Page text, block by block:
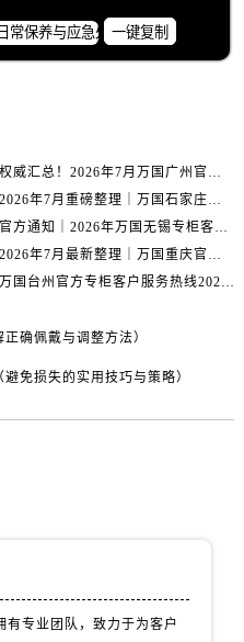
山西省大同市平城区迎宾街万国售后服务中心（需提前预约）
山西省晋城市城区黄华街万国售后服务中心（需提前预约）
山西省晋中市榆次区顺城街万国售后服务中心（需提前预约）
山西省临汾市尧都区解放路万国售后服务中心（需提前预约）
山西省吕梁市离石区永宁中路与建设街交叉口万国售后服务中心（需提前预约）
一键复制
权威汇总！2026年7月万国广州官方专柜客户服务电话及门店名录
2026年7月重磅整理｜万国石家庄官方专柜服务电话&客户服务中心公告
官方通知｜2026年万国无锡专柜客户服务热线全新升级（附7月最新专柜信息汇总）
2026年7月最新整理｜万国重庆官方专柜名录+客服电话，门店信息大公开
万国台州官方专柜客户服务热线2026年7月最新通告｜专柜信息权威发布
确佩戴与调整方法）
免损失的实用技巧与策略）
有专业团队，致力于为客户